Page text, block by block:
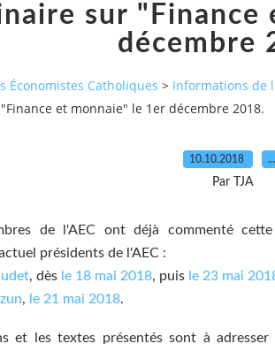
sur
décembre
Économistes Catholiques > Informations de
et monnaie" le 1er décembre 2018.
10.10.2018 …
Par TJA
de l'AEC ont déjà commenté
présidents de l'AEC :
, dès le 18 mai 2018, puis le 23 mai
, le 21 mai 2018.
et les textes présentés sont à adresser